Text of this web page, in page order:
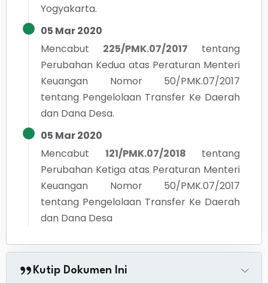
Yogyakarta.
05 Mar 2020
Mencabut
225/PMK.07/2017
tentang
Perubahan Kedua atas Peraturan Menteri
Keuangan Nomor 50/PMK.07/2017
tentang Pengelolaan Transfer Ke Daerah
dan Dana Desa.
05 Mar 2020
Mencabut
121/PMK.07/2018
tentang
Perubahan Ketiga atas Peraturan Menteri
Keuangan Nomor 50/PMK.07/2017
tentang Pengelolaan Transfer Ke Daerah
dan Dana Desa
Kutip Dokumen Ini